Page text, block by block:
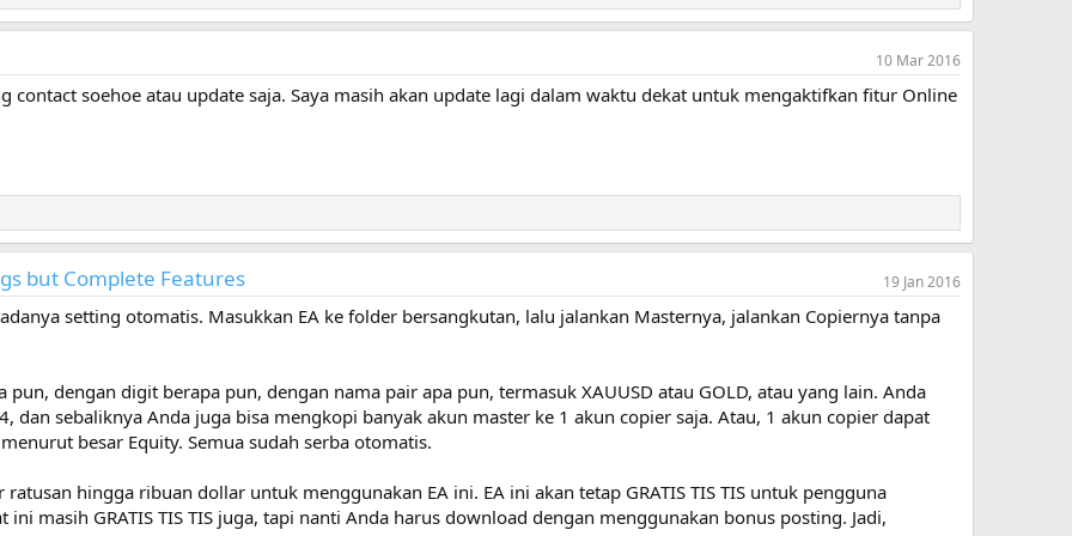
10 Mar 2016
soehoe atau update saja. Saya masih akan update lagi dalam waktu dekat untuk mengaktifkan fitur Online
but Complete Features 19 Jan 2016
setting otomatis. Masukkan EA ke folder bersangkutan, lalu jalankan Masternya, jalankan Copiernya tanpa
dengan digit berapa pun, dengan nama pair apa pun, termasuk XAUUSD atau GOLD, atau yang lain. Anda
dan sebaliknya Anda juga bisa mengkopi banyak akun master ke 1 akun copier saja. Atau, 1 akun copier dapat
besar Equity. Semua sudah serba otomatis.
hingga ribuan dollar untuk menggunakan EA ini. EA ini akan tetap GRATIS TIS TIS untuk pengguna
ini masih GRATIS TIS TIS juga, tapi nanti Anda harus download dengan menggunakan bonus posting. Jadi,